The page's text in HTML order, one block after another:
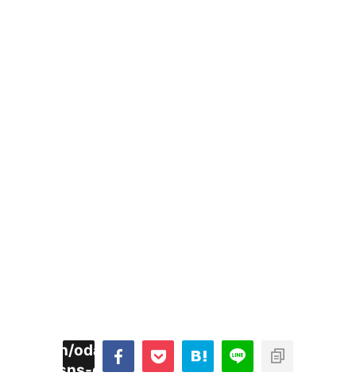
odaiji.com/public_html/blog/wp-
sns-count-cache/sns-count-